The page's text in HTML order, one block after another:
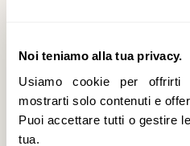
Noi teniamo alla tua privacy.
Usiamo cookie per offrirti
mostrarti solo contenuti e
Puoi accettare tutti o gestire
tua.
13/89 con L.R. 6/1989.
il 1° marzo di ogni anno.
tra le più strutturate:
pubbliche. È un